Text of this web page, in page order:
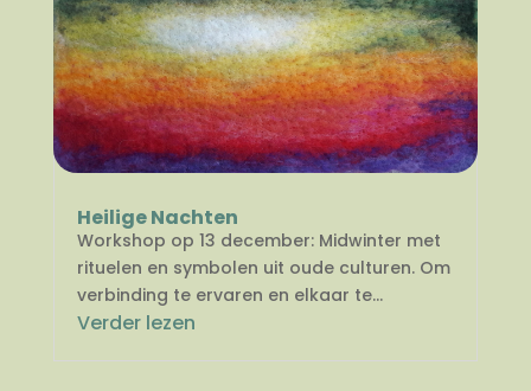
Heilige Nachten
Workshop op 13 december: Midwinter met
rituelen en symbolen uit oude culturen. Om
verbinding te ervaren en elkaar te...
Verder lezen